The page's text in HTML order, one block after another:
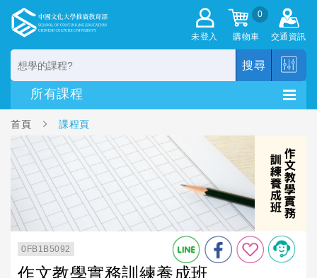
未登入
0
購物車 交通資訊
搜尋
首頁 課程頁
0FB1B5092
作文教學實務訓練養成班